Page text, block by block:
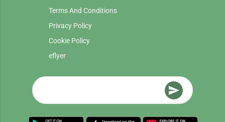
Terms And Conditions
Privacy Policy
Cookie Policy
eflyer
send